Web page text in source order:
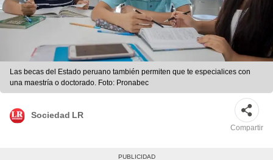
Las becas del Estado peruano también permiten que te especialices con
una maestría o doctorado. Foto: Pronabec
Sociedad LR
Compartir